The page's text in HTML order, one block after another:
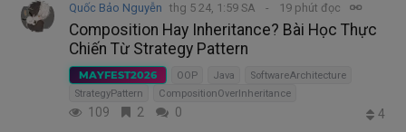
Quốc Bảo Nguyễn thg 5 24, 1:59 SA 19 phút đọc
Composition Hay Inheritance? Bài Học Thực
Chiến Từ Strategy Pattern
MAYFEST2026 OOP Java
SoftwareArchitecture
StrategyPattern
CompositionOverInheritance
109 2 0 4